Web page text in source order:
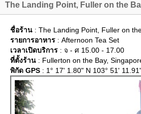
The Landing Point, Fuller on the
ชื่อร้าน : The Landing Point, Fuller on
รายการอาหาร : Afternoon Tea Set
เวลาเปิดบริการ : จ - ศ 15.00 - 17.00
ที่ตั้งร้าน : Fullerton on the Bay,
พิกัด GPS : 1° 17' 1.80" N 103° 51'